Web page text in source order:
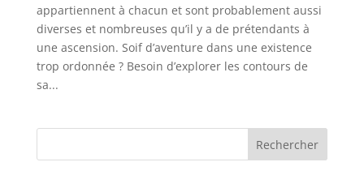
appartiennent à chacun et sont probablement aussi
diverses et nombreuses qu’il y a de prétendants à
une ascension. Soif d’aventure dans une existence
trop ordonnée ? Besoin d’explorer les contours de
sa...